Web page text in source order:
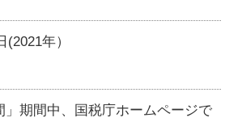
年）
」期間中、国税庁ホームページで